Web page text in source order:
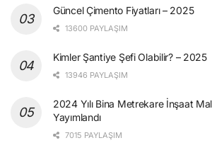
Güncel Çimento Fiyatları – 2025
13600 PAYLAŞIM
Kimler Şantiye Şefi Olabilir? – 2025
13946 PAYLAŞIM
2024 Yılı Bina Metrekare İnşaat
Yayımlandı
7015 PAYLAŞIM